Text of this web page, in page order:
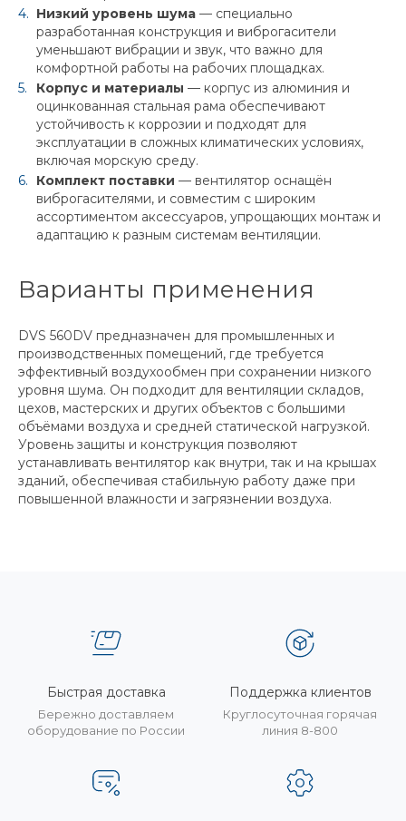
Низкий уровень шума — специально
разработанная конструкция и виброгасители
уменьшают вибрации и звук, что важно для
комфортной работы на рабочих площадках.
Корпус и материалы — корпус из алюминия и
оцинкованная стальная рама обеспечивают
устойчивость к коррозии и подходят для
эксплуатации в сложных климатических условиях,
включая морскую среду.
Комплект поставки — вентилятор оснащён
виброгасителями, и совместим с широким
ассортиментом аксессуаров, упрощающих монтаж и
адаптацию к разным системам вентиляции.
Варианты применения
DVS 560DV предназначен для промышленных и
производственных помещений, где требуется
эффективный воздухообмен при сохранении низкого
уровня шума. Он подходит для вентиляции складов,
цехов, мастерских и других объектов с большими
объёмами воздуха и средней статической нагрузкой.
Уровень защиты и конструкция позволяют
устанавливать вентилятор как внутри, так и на крышах
зданий, обеспечивая стабильную работу даже при
повышенной влажности и загрязнении воздуха.
Быстрая доставка
Бережно доставляем
оборудование по России
Поддержка клиентов
Круглосуточная горячая
линия 8-800